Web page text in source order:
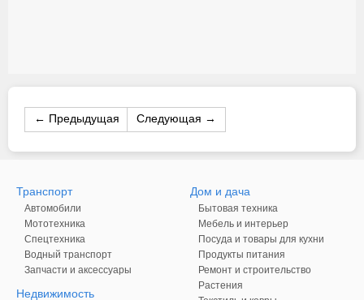
← Предыдущая Следующая →
Транспорт
Автомобили
Мототехника
Спецтехника
Водный транспорт
Запчасти и аксессуары
Недвижимость
Дом и дача
Бытовая техника
Мебель и интерьер
Посуда и товары для кухни
Продукты питания
Ремонт и строительство
Растения